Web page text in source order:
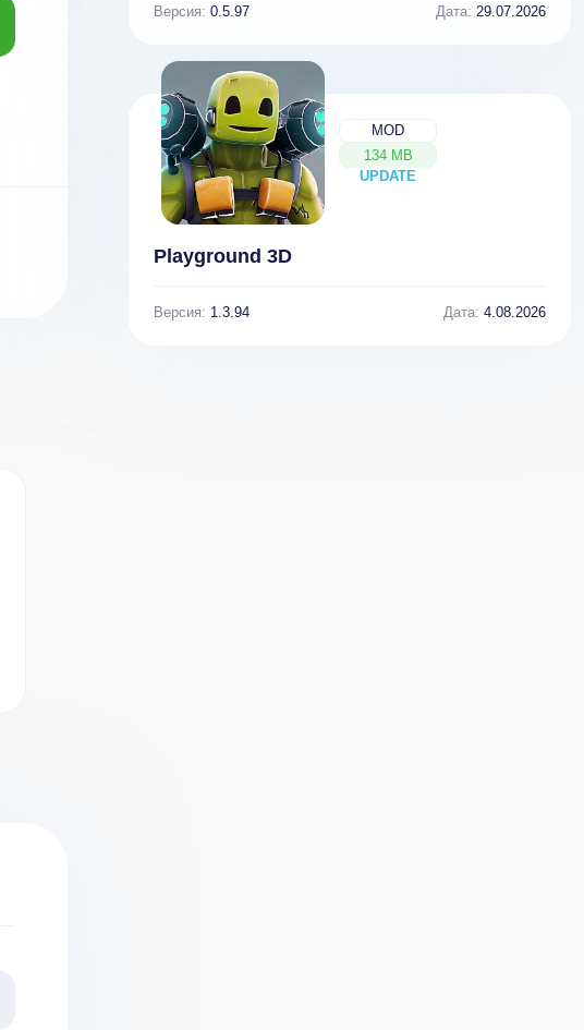
Версия: 0.5.97 Дата: 29.07.2026
MOD
134 MB
UPDATE
NEW
Playground 3D
Версия: 1.3.94 Дата: 4.08.2026